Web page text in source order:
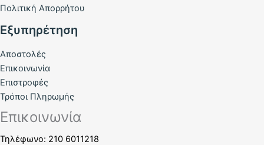
Πολιτική Απορρήτου
Εξυπηρέτηση
Αποστολές
Επικοινωνία
Επιστροφές
Τρόποι Πληρωμής
Επικοινωνία
Τηλέφωνο: 210 6011218